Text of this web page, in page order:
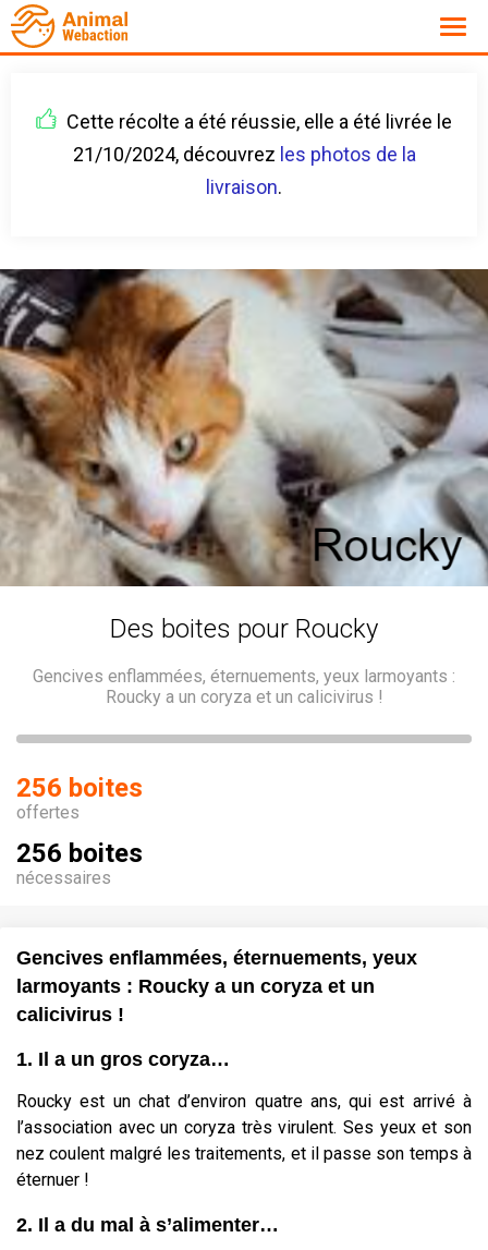
Cette récolte a été réussie, elle a été livrée le
21/10/2024, découvrez les photos de la
livraison.
Des boites pour Roucky
Gencives enflammées, éternuements, yeux larmoyants :
Roucky a un coryza et un calicivirus !
256 boites
offertes
256 boites
nécessaires
Gencives enflammées, éternuements, yeux
larmoyants : Roucky a un coryza et un
calicivirus !
1. Il a un gros coryza…
Roucky est un chat d’environ quatre ans, qui est arrivé à
l’association avec un coryza très virulent. Ses yeux et son
nez coulent malgré les traitements, et il passe son temps à
éternuer !
2. Il a du mal à s’alimenter…